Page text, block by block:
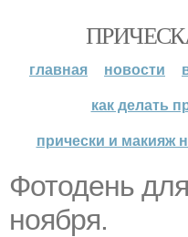
главная новости
как делать
прически и макияж
Фотодень
ноября.